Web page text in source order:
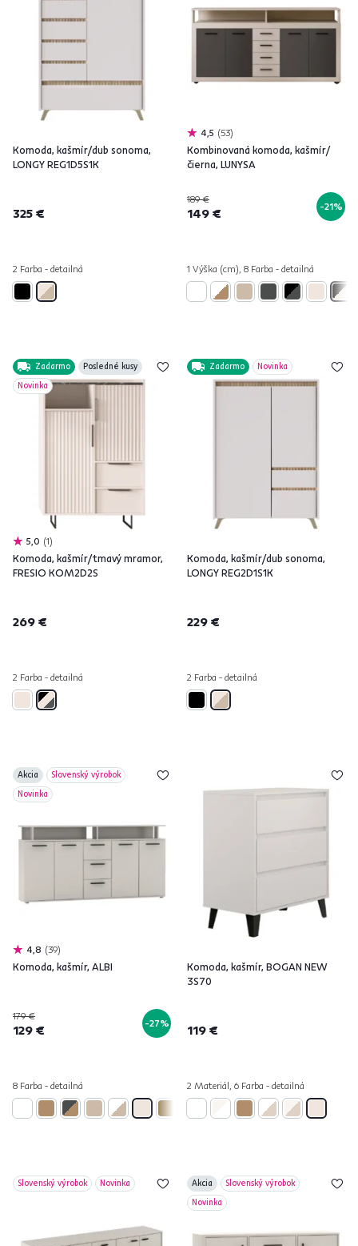
Komoda, kašmír/dub sonoma,
LONGY REG1D5S1K
325 €
2 Farba - detailná
4,5 53
Kombinovaná komoda, kašmír/
čierna, LUNYSA
189 €
149 € -21%
1 Výška (cm), 8 Farba - detailná
Zadarmo
Posledné kusy
Novinka
5,0 1
Komoda, kašmír/tmavý mramor,
FRESIO KOM2D2S
269 €
2 Farba - detailná
Zadarmo Novinka
Komoda, kašmír/dub sonoma,
LONGY REG2D1S1K
229 €
2 Farba - detailná
Akcia
Slovenský výrobok
Novinka
4,8 39
Komoda, kašmír, ALBI
179 €
129 € -27%
8 Farba - detailná
Komoda, kašmír, BOGAN NEW
3S70
119 €
2 Materiál, 6 Farba - detailná
Slovenský výrobok Novinka Akcia
Slovenský výrobok
Novinka